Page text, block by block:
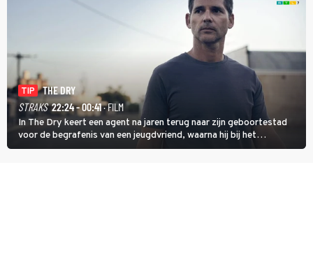
TIP
THE DRY
STRAKS 22:24 - 00:41· FILM
In The Dry keert een agent na jaren terug naar zijn geboortestad
voor de begrafenis van een jeugdvriend, waarna hij bij het
onderzoeken van diens dood een verband begint te vermoeden